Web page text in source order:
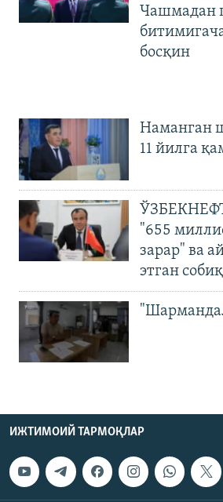
Чашмадан
босқин
Наманган
11 йилга
"655
зарар" ва
этган
ИЖТИМОИЙ ТАРМОҚЛАР